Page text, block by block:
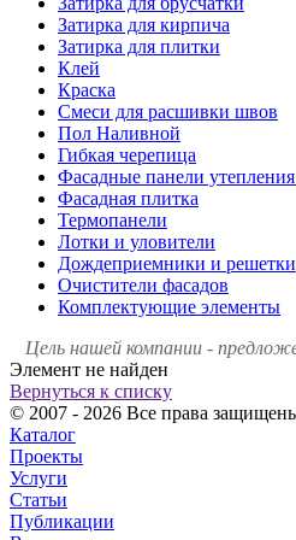
Затирка для кирпича
Затирка для плитки
Клей
Краска
Смеси для расшивки швов
Пол Наливной
Гибкая черепица
Фасадные панели
Фасадная плитка
Термопанели
Лотки и уловители
Дождеприемники и решетки
Очистители фасадов
Комплектующие элементы
Цель нашей компании -
Элемент не найден
Вернуться к списку
© 2007 - 2026 Все права
Каталог
Проекты
Услуги
Статьи
Публикации